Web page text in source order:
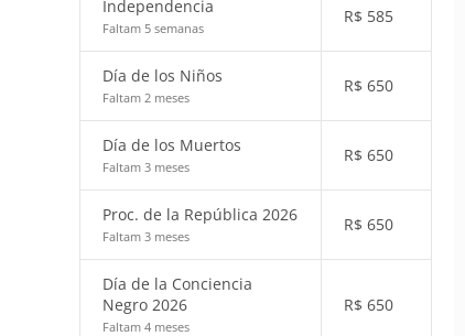
Independencia
Faltam 5 semanas
R$ 585
Día de los Niños
Faltam 2 meses
R$ 650
Día de los Muertos
Faltam 3 meses
R$ 650
Proc. de la República 2026
Faltam 3 meses
R$ 650
Día de la Conciencia
Negro 2026
Faltam 4 meses
R$ 650